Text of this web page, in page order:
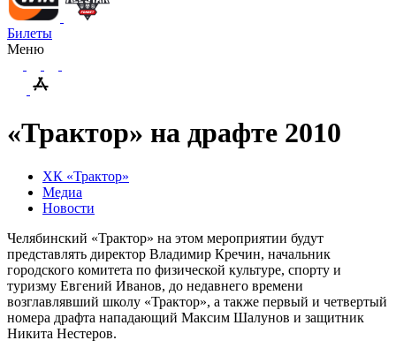
Билеты
Меню
«Трактор» на драфте 2010
ХК «Трактор»
Медиа
Новости
Челябинский «Трактор» на этом мероприятии будут
представлять директор Владимир Кречин, начальник
городского комитета по физической культуре, спорту и
туризму Евгений Иванов, до недавнего времени
возглавлявший школу «Трактор», а также первый и четвертый
номера драфта нападающий Максим Шалунов и защитник
Никита Нестеров.